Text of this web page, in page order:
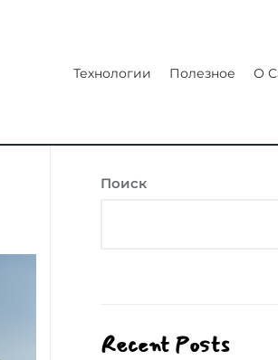
Технологии Полезное О
Поиск
Recent Posts